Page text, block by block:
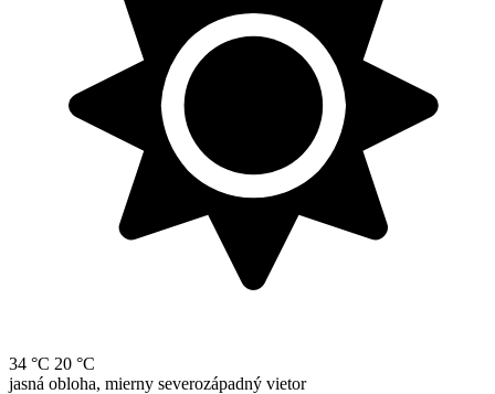
34 °C 20 °C
jasná obloha, mierny severozápadný vietor